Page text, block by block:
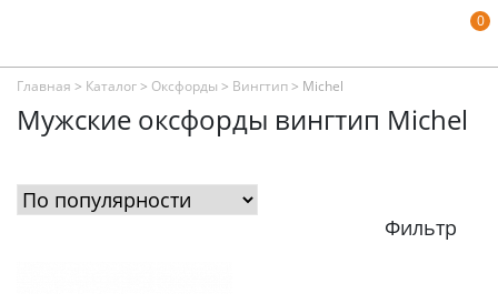
0
Главная > Каталог> Оксфорды > Вингтип> Michel
Мужские оксфорды вингтип Michel
Фильтр